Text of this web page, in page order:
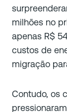
milhões no
apenas R$
custos de
migração
Contudo, os